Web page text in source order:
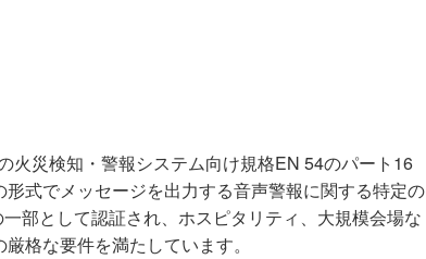
火災検知・警報システム向け規格EN 54のパート16
式でメッセージを出力する音声警報に関する特定の
部として認証され、ホスピタリティ、大規模会場な
格な要件を満たしています。